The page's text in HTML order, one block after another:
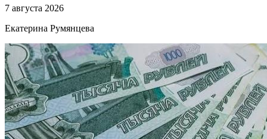
7 августа 2026
Екатерина Румянцева